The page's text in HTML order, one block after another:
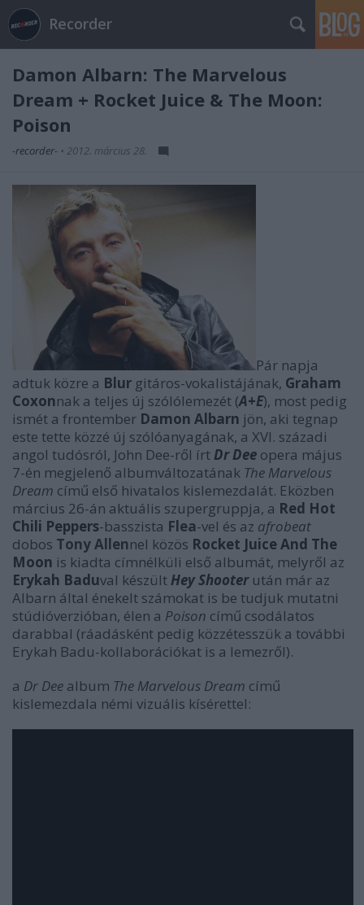
Recorder
Damon Albarn: The Marvelous
Dream + Rocket Juice & The Moon:
Poison
-recorder- • 2012. március 28.
Pár napja
adtuk közre a Blur gitáros-vokalistájának, Graham
Coxonnak a teljes új szólólemezét (A+E), most pedig
ismét a frontember Damon Albarn jön, aki tegnap
este tette közzé új szólóanyagának, a XVI. századi
angol tudósról, John Dee-ről írtDr Dee opera május
7-én megjelenő albumváltozatának The Marvelous
Dream című első hivatalos kislemezdalát. Eközben
március 26-án aktuális szupergruppja, a Red Hot
Chili Peppers-basszista Flea-vel és az afrobeat
dobos Tony Allennel közös Rocket Juice And The
Moon is kiadta címnélküli első albumát, melyről az
Erykah Baduval készültHey Shooterután már az
Albarn által énekelt számokat is be tudjuk mutatni
stúdióverzióban, élen a Poison című csodálatos
darabbal (ráadásként pedig közzétesszük a további
Erykah Badu-kollaborációkat is a lemezről).
a Dr Dee album The Marvelous Dream című
kislemezdala némi vizuális kísérettel: